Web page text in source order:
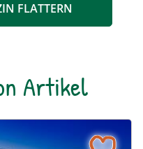
FLATTERN
Artikel